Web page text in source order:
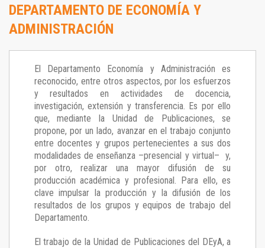
DEPARTAMENTO DE ECONOMÍA Y
ADMINISTRACIÓN
El Departamento Economía y Administración es
reconocido, entre otros aspectos, por los esfuerzos
y resultados en actividades de docencia,
investigación, extensión y transferencia. Es por ello
que, mediante la Unidad de Publicaciones, se
propone, por un lado, avanzar en el trabajo conjunto
entre docentes y grupos pertenecientes a sus dos
modalidades de enseñanza –presencial y virtual– y,
por otro, realizar una mayor difusión de su
producción académica y profesional. Para ello, es
clave impulsar la producción y la difusión de los
resultados de los grupos y equipos de trabajo del
Departamento.
El trabajo de la Unidad de Publicaciones del DEyA, a